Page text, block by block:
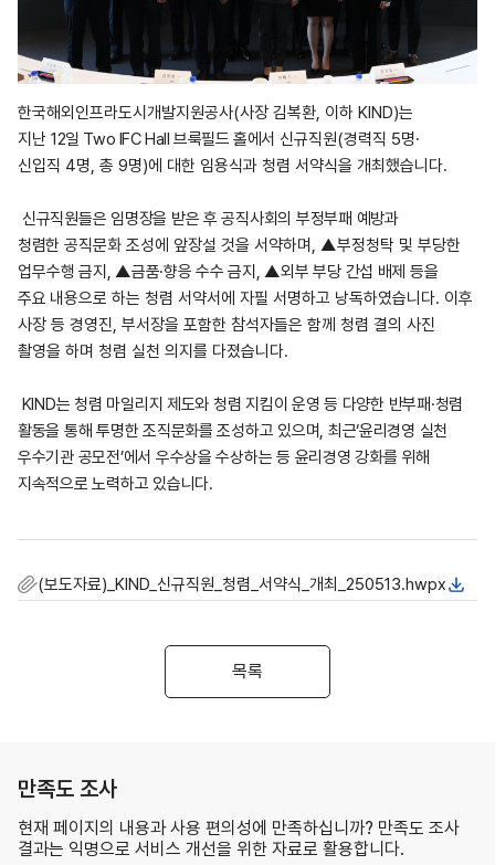
한국해외인프라도시개발지원공사(사장 김복환 이하 KIND)는
지난 12일 Two IFC Hall 브룩필드 홀에서 신규직원(경력직 5명·
신입직 4명 총 9명)에 대한 임용식과 청렴 서약식을 개최했습니다.
신규직원들은 임명장을 받은 후 공직사회의 부정부패 예방과
청렴한 공직문화 조성에 앞장설 것을 서약하며 , ▲부정청탁 및 부당한
업무수행 금지, ▲금품·향응 수수 금지, ▲외부 부당 간섭 배제 등을
주요 내용으로 하는 청렴 서약서에 자필 서명하고 낭독하였습니다. 이후
사장 등 경영진 부서장을 포함한 참석자들은 함께 청렴 결의 사진
촬영을 하며 청렴 실천 의지를 다졌습니다.
KIND는 청렴 마일리지 제도와 청렴 지킴이 운영 등 다양한 반부패·청렴
활동을 통해 투명한 조직문화를 조성하고 있으며, 최근‘윤리경영 실천
우수기관 공모전’에서 우수상을 수상하는 등 윤리경영 강화를 위해
지속적으로 노력하고 있습니다.
(보도자료)_KIND_신규직원_청렴_서약식_개최_250513.hwpx
목록
만족도 조사
현재 페이지의 내용과 사용 편의성에 만족하십니까? 만족도 조사
결과는 익명으로 서비스 개선을 위한 자료로 활용합니다.